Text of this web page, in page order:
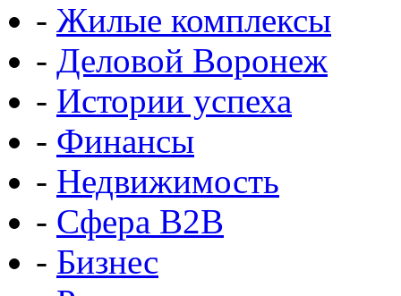
- Жилые комплексы
- Деловой Воронеж
- Истории успеха
- Финансы
- Недвижимость
- Сфера B2B
- Бизнес